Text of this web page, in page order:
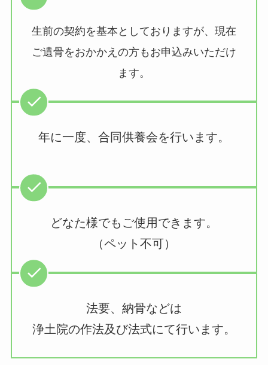
生前の契約を基本としておりますが、現在
ご遺骨をおかかえの方もお申込みいただけ
ます。
年に一度、合同供養会を行います。
どなた様でもご使用できます。
（ペット不可）
法要、納骨などは
浄土院の作法及び法式にて行います。